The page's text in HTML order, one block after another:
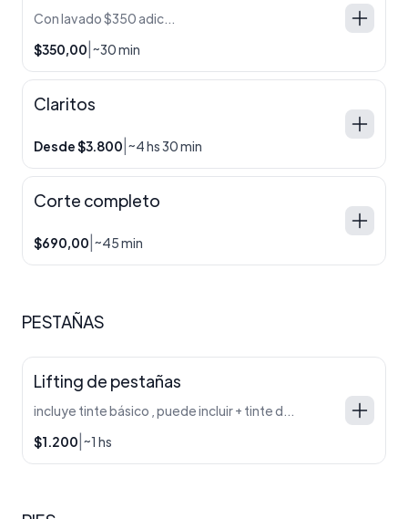
$350,00 ~30 min
Claritos
Desde $3.800 ~4 hs 30 min
Corte completo
$690,00 ~45 min
PESTAÑAS
Lifting de pestañas
$1.200 ~1 hs